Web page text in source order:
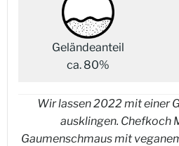
Geländeanteil
ca. 80%
Wir lassen 2022 mit einer
ausklingen. Chefkoch
Gaumenschmaus mit